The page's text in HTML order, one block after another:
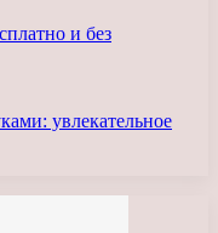
и без
увлекательное